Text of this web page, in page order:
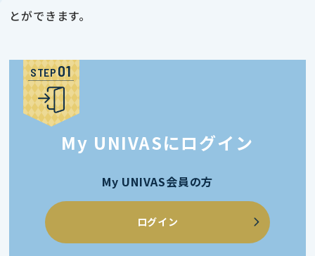
とができます。
STEP
My UNIVASにログイン
My UNIVAS会員の方
ログイン